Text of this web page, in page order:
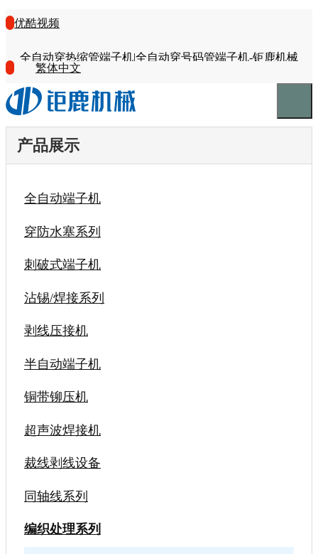
优酷视频
全自动穿热缩管端子机|全自动穿号码管端子机-钜鹿机械
繁体中文
产品展示
全自动端子机
穿防水塞系列
刺破式端子机
沾锡/焊接系列
剥线压接机
半自动端子机
铜带铆压机
超声波焊接机
裁线剥线设备
同轴线系列
编织处理系列